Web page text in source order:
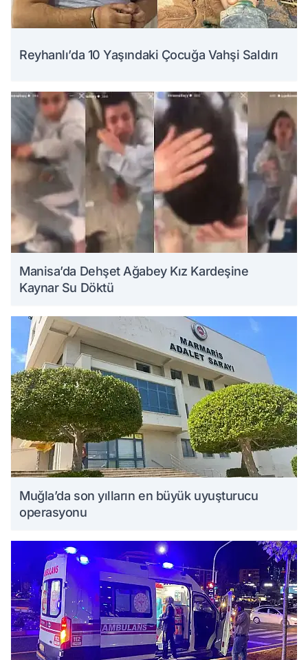
Reyhanlı’da 10 Yaşındaki Çocuğa Vahşi Saldırı
Manisa’da Dehşet Ağabey Kız Kardeşine
Kaynar Su Döktü
Muğla’da son yılların en büyük uyuşturucu
operasyonu